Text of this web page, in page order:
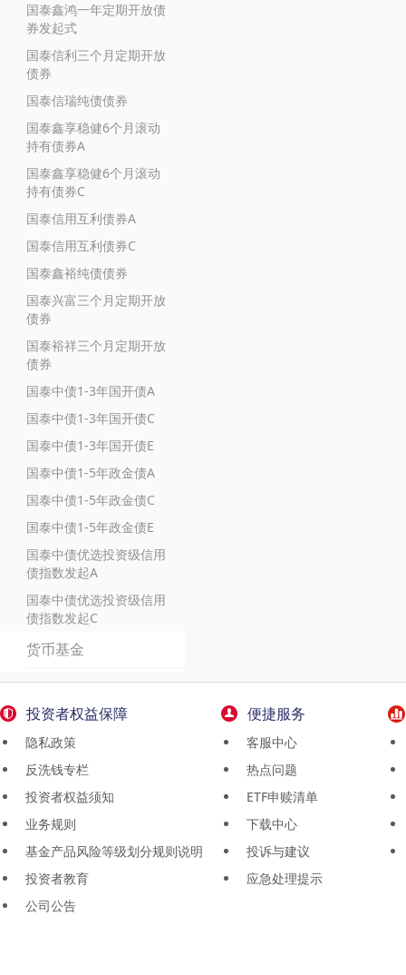
国泰鑫鸿一年定期开放债
券发起式
国泰信利三个月定期开放
债券
国泰信瑞纯债债券
国泰鑫享稳健6个月滚动
持有债券A
国泰鑫享稳健6个月滚动
持有债券C
国泰信用互利债券A
国泰信用互利债券C
国泰鑫裕纯债债券
国泰兴富三个月定期开放
债券
国泰裕祥三个月定期开放
债券
国泰中债1-3年国开债A
国泰中债1-3年国开债C
国泰中债1-3年国开债E
国泰中债1-5年政金债A
国泰中债1-5年政金债C
国泰中债1-5年政金债E
国泰中债优选投资级信用
债指数发起A
国泰中债优选投资级信用
债指数发起C
货币基金
投资者权益保障
隐私政策
反洗钱专栏
投资者权益须知
业务规则
基金产品风险等级划分规则说明
投资者教育
公司公告
便捷服务
客服中心
热点问题
ETF申赎清单
下载中心
投诉与建议
应急处理提示